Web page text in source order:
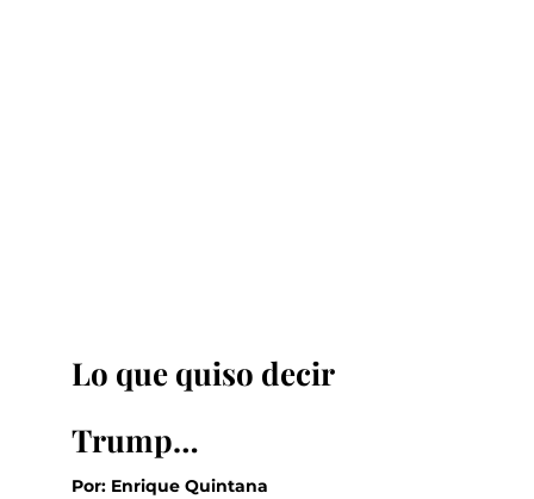
Lo que quiso decir
Trump…
Por: Enrique Quintana